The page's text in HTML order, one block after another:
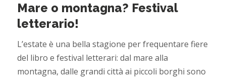
Mare o montagna? Festival
letterario!
L’estate è una bella stagione per frequentare fiere
del libro e festival letterari: dal mare alla
montagna, dalle grandi città ai piccoli borghi sono